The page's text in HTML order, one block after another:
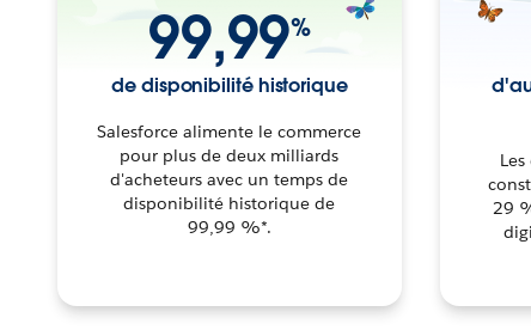
99,99%
de disponibilité historique
Salesforce alimente le commerce
pour plus de deux milliards
d'acheteurs avec un temps de
disponibilité historique de
99,99 %*.
29